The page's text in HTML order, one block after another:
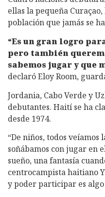
ellas la pequeña
población que jamás se
“Es un gran logro
pero también
sabemos jugar y que
declaró Eloy Room,
Jordania, Cabo Verde y
debutantes. Haití se ha
desde 1974.
“De niños, todos veíamos
soñábamos con jugar en
sueño, una fantasía
centrocampista haitiano
y poder participar es